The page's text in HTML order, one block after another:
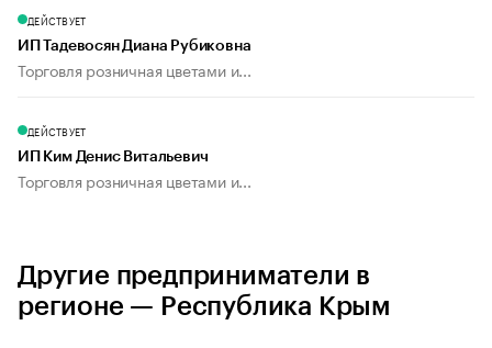
ДЕЙСТВУЕТ
ИП Тадевосян Диана Рубиковна
Торговля розничная цветами и...
ДЕЙСТВУЕТ
ИП Ким Денис Витальевич
Торговля розничная цветами и...
Другие предприниматели в
регионе — Республика Крым